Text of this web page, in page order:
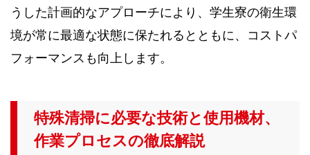
うした計画的なアプローチにより、学生寮の衛生環
境が常に最適な状態に保たれるとともに、コストパ
フォーマンスも向上します。
特殊清掃に必要な技術と使用機材、
作業プロセスの徹底解説